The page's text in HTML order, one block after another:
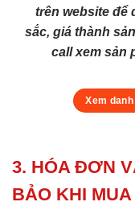
trên website để
sắc, giá thành
call xem sản
Xem
3. HÓA ĐƠN
BẢO KHI